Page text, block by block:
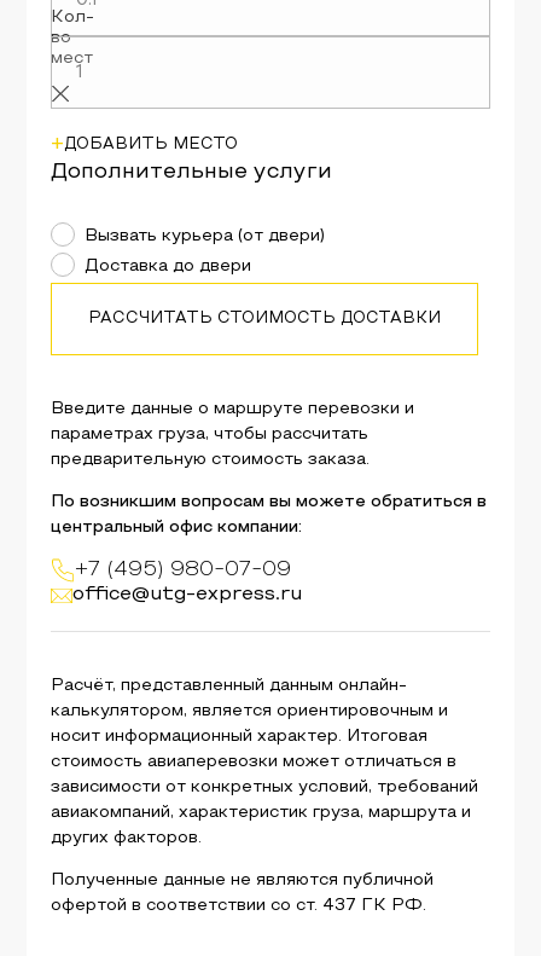
Введите данные о маршруте перевозки и
параметрах груза, чтобы рассчитать
предварительную стоимость заказа.
По возникшим вопросам вы можете обратиться в
центральный офис компании:
+7 (495) 980-07-09
office@utg-express.ru
Расчёт, представленный данным онлайн-
калькулятором, является ориентировочным и
носит информационный характер. Итоговая
стоимость авиаперевозки может отличаться в
зависимости от конкретных условий, требований
авиакомпаний, характеристик груза, маршрута и
других факторов.
Полученные данные не являются публичной
офертой в соответствии со ст. 437 ГК РФ.
Кол-
во
мест
+ДОБАВИТЬ МЕСТО
Дополнительные услуги
Вызвать курьера (от двери)
Доставка до двери
РАССЧИТАТЬ СТОИМОСТЬ ДОСТАВКИ